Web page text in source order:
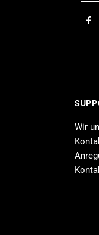
Wir